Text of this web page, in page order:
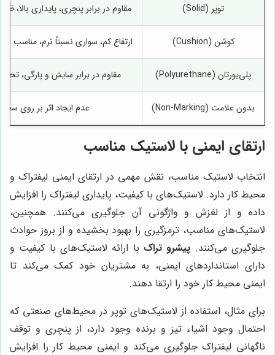
توپر (Solid) مقاوم در برابر پنچری، پایداری بالا،
کوشن (Cushion) ارتفاع کم، سواری نسبتاً نرم، مناسب
پلی‌یورتان (Polyurethane) مقاوم در برابر سایش و پارگی،
بدون علامت (Non-Marking) عدم ایجاد اثر بر روی
ارتقای ایمنی با لاستیک مناسب
انتخاب لاستیک مناسب، نقش مهمی در ارتقای ایمنی لیفتراک و
محیط کار دارد. لاستیک‌های با کیفیت، پایداری لیفتراک را افزایش
داده و از لغزش و واژگونی آن جلوگیری می‌کنند. همچنین،
لاستیک‌های مناسب، ترمزگیری را بهبود بخشیده و از بروز حوادث
جلوگیری می‌کنند. پیشرو تراک با ارائه لاستیک‌های با کیفیت و
دارای استانداردهای ایمنی، به مشتریان خود کمک می‌کند تا
ایمنی محیط کار خود را ارتقا دهند.
برای مثال، استفاده از لاستیک‌های توپر در محیط‌های صنعتی که
احتمال وجود اشیاء تیز و برنده وجود دارد، از پنچری و توقف
ناگهانی لیفتراک جلوگیری می‌کند و ایمنی محیط کار را افزایش